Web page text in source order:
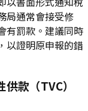
局通常會接受修
有罰款。建議同時
以證明原申報的錯
款（TVC）